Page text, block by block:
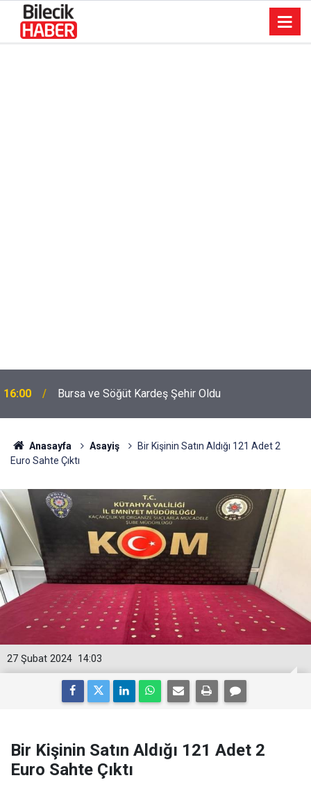
16:00 Bursa ve Söğüt Kardeş Şehir Oldu
Anasayfa Asayiş
Bir Kişinin Satın Aldığı 121 Adet 2
Euro Sahte Çıktı
14:03
27 Şubat 2024
Bir Kişinin Satın Aldığı 121 Adet 2
Euro Sahte Çıktı